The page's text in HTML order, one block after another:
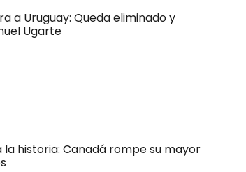
a Uruguay: Queda eliminado y
Ugarte
la historia: Canadá rompe su mayor